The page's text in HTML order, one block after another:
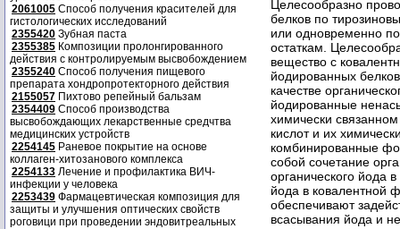
2061005 Способ получения красителей для
гистологических исследований
2355420 Зубная паста
2355385 Композиции пролонгированного
действия с контролируемым высвобождением
2355240 Способ получения пищевого
препарата хондропротекторного действия
2155057 Пихтово репейный бальзам
2354409 Способ производства
высвобождающих лекарственные средчтва
медицинских устройств
2254145 Раневое покрытие на основе
коллаген-хитозанового комплекса
2254133 Лечение и профилактика ВИЧ-
инфекции у человека
2253439 Фармацевтическая композиция для
защиты и улучшения оптических свойств
роговици при проведении эндовитреальных